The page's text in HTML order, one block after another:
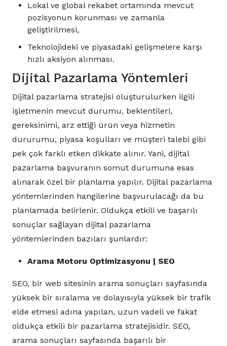
Lokal ve global rekabet ortamında mevcut
pozisyonun korunması ve zamanla
geliştirilmesi,
Teknolojideki ve piyasadaki gelişmelere karşı
hızlı aksiyon alınması.
Dijital Pazarlama Yöntemleri
Dijital pazarlama stratejisi oluşturulurken ilgili
işletmenin mevcut durumu, beklentileri,
gereksinimi, arz ettiği ürün veya hizmetin
dururumu, piyasa koşulları ve müşteri talebi gibi
pek çok farklı etken dikkate alınır. Yani, dijital
pazarlama başvuranın somut durumuna esas
alınarak özel bir planlama yapılır. Dijital pazarlama
yöntemlerinden hangilerine başvurulacağı da bu
planlamada belirlenir. Oldukça etkili ve başarılı
sonuçlar sağlayan dijital pazarlama
yöntemlerinden bazıları şunlardır:
Arama Motoru Optimizasyonu | SEO
SEO, bir web sitesinin arama sonuçları sayfasında
yüksek bir sıralama ve dolayısıyla yüksek bir trafik
elde etmesi adına yapılan, uzun vadeli ve fakat
oldukça etkili bir pazarlama stratejisidir. SEO,
arama sonuçları sayfasında başarılı bir